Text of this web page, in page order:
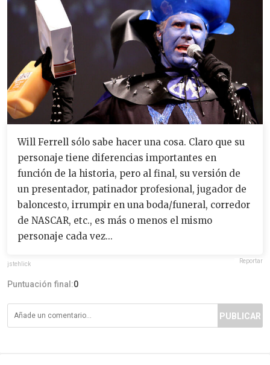
Will Ferrell sólo sabe hacer una cosa. Claro que su
personaje tiene diferencias importantes en
función de la historia, pero al final, su versión de
un presentador, patinador profesional, jugador de
baloncesto, irrumpir en una boda/funeral, corredor
de NASCAR, etc., es más o menos el mismo
personaje cada vez...
jstehlick Reportar
Puntuación final:0
PUBLICAR